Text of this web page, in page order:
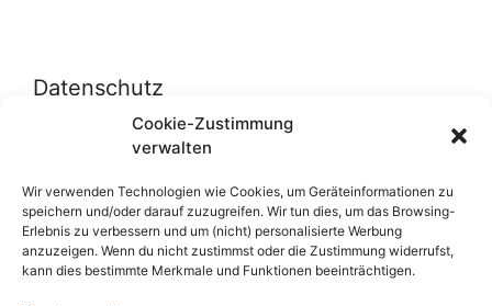
Cookie-Zustimmung
verwalten
Wir verwenden Technologien wie Cookies, um Geräteinformationen zu
speichern und/oder darauf zuzugreifen. Wir tun dies, um das Browsing-
Erlebnis zu verbessern und um (nicht) personalisierte Werbung
anzuzeigen. Wenn du nicht zustimmst oder die Zustimmung widerrufst,
kann dies bestimmte Merkmale und Funktionen beeinträchtigen.
Datenschutz
Datenschutzerklärung
Cookie-Richtlinie (EU)
Über uns